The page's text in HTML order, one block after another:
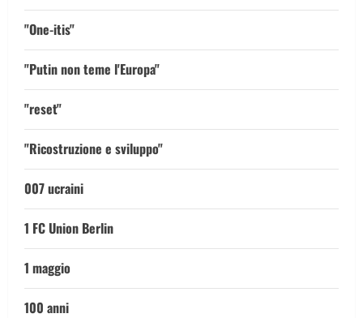
"One-itis"
"Putin non teme l'Europa"
"reset"
"Ricostruzione e sviluppo"
007 ucraini
1 FC Union Berlin
1 maggio
100 anni